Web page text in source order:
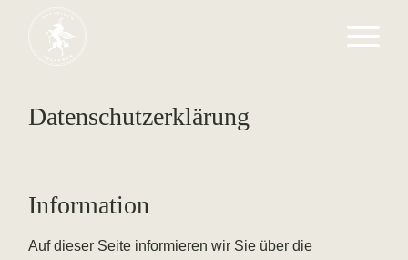
Datenschutzerklärung
Information
Auf dieser Seite informieren wir Sie über die